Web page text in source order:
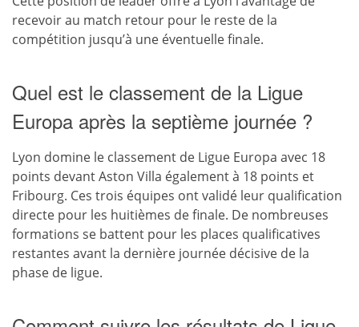
recevoir au match retour pour le reste de la
compétition jusqu’à une éventuelle finale.
Quel est le classement de la Ligue
Europa après la septième journée ?
Lyon domine le classement de Ligue Europa avec 18
points devant Aston Villa également à 18 points et
Fribourg. Ces trois équipes ont validé leur qualification
directe pour les huitièmes de finale. De nombreuses
formations se battent pour les places qualificatives
restantes avant la dernière journée décisive de la
phase de ligue.